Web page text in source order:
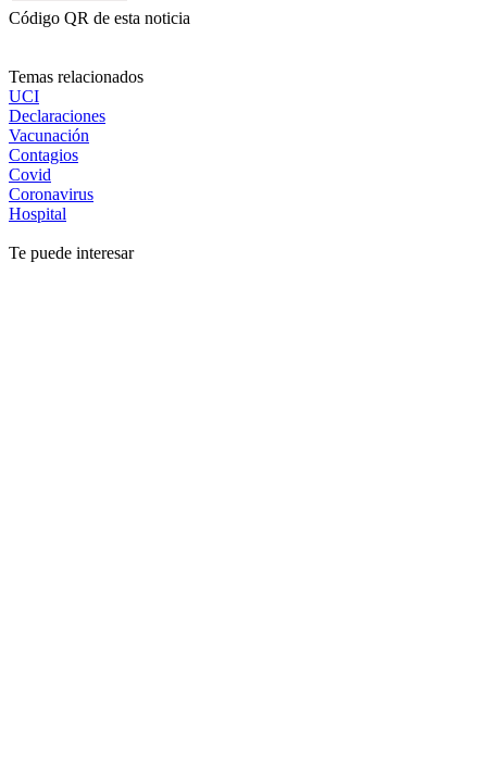
Código QR de esta noticia
Temas relacionados
UCI
Declaraciones
Vacunación
Contagios
Covid
Coronavirus
Hospital
Te puede interesar